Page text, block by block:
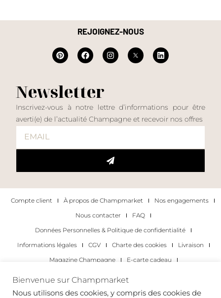
REJOIGNEZ-NOUS
Newsletter
Inscrivez-vous à notre lettre d’informations pour être
averti(e) de l’actualité Champagne et recevoir nos offres
Compte client À propos de Champmarket
Nos engagements
Nous contacter
FAQ
Données Personnelles & Politique de confidentialité
Informations légales
CGV Charte des cookies
Livraison
Magazine Champagne
E-carte cadeau
Les occasions pour déguster du champagne
Pour les particuliers
Bienvenue sur Champmarket
Nous utilisons des cookies, y compris des cookies de